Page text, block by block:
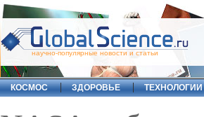
научно-популярные новости и статьи
КОСМОС ЗДОРОВЬЕ ТЕХНОЛОГИИ